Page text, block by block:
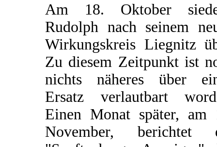
Am 18. Oktober
Rudolph nach seinem
Wirkungskreis Liegnitz
Zu diesem Zeitpunkt ist
nichts näheres über
Ersatz verlautbart
Einen Monat später, am
November, berichtet